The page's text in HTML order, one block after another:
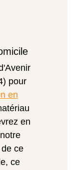
pour
en
en
ce
ce